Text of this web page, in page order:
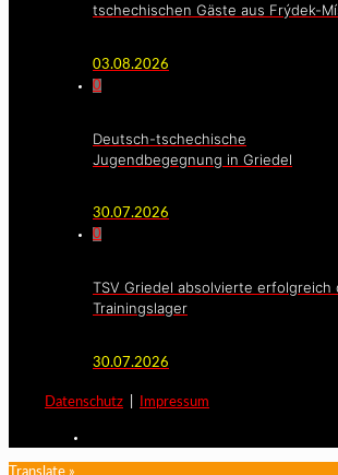
tschechischen Gäste aus Frýdek-
03.08.2026
0
Deutsch-tschechische
Jugendbegegnung in Griedel
30.07.2026
0
TSV Griedel absolvierte erfolgreich
Trainingslager
30.07.2026
Datenschutz Impressum
Translate »